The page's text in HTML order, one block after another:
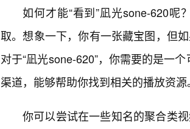
如何才能“看到”凪光sone-620
取。想象一下，你有一张藏宝图，但
对于“凪光sone-620”，你需要的是一
渠道，能够帮助你找到相关的播放资源
你可以尝试在一些知名的聚合类